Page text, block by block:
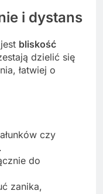
i dystans
bliskość
dzielić się
łatwiej o
czy
do
zanika,